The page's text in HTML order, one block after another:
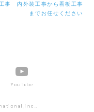
事 内外装工事から看板工事
までお任せください
YouTube